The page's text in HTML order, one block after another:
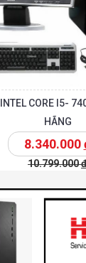
CORE I5-
HÃNG
8.340.000
10.799.000